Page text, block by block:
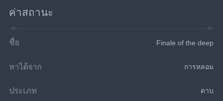
ค่าสถานะ
ชื่อ Finale of the deep
หาได้จาก การหลอม
ประเภท ดาบ